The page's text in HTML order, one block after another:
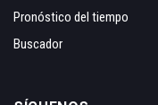
Pronóstico del tiempo
Buscador